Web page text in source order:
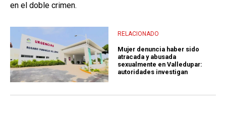
en el doble crimen.
RELACIONADO
Mujer denuncia haber sido
atracada y abusada
sexualmente en Valledupar:
autoridades investigan